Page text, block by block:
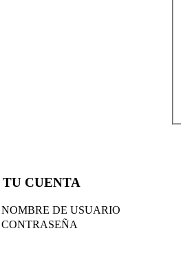
CUENTA
NOMBRE DE USUARIO
CONTRASEÑA